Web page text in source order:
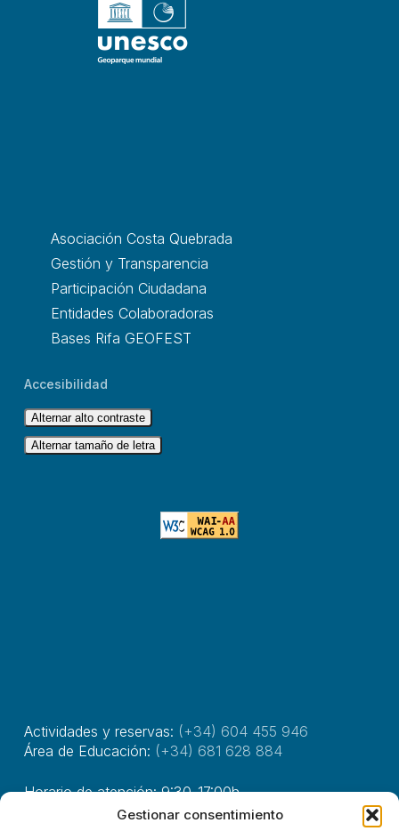
Gestionar consentimiento
Asociación Costa Quebrada
Gestión y Transparencia
Participación Ciudadana
Entidades Colaboradoras
Bases Rifa GEOFEST
Accesibilidad
Alternar alto contraste
Alternar tamaño de letra
Actividades y reservas: (+34) 604 455 946
Área de Educación: (+34) 681 628 884
Horario de atención: 9:30-17:00h.